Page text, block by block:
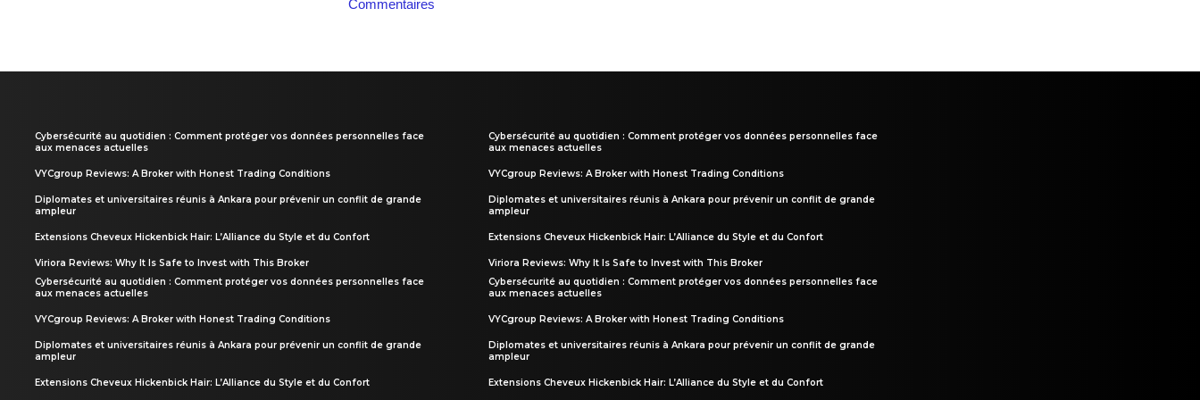
Commentaires
Cybersécurité au quotidien : Comment protéger vos données personnelles face
aux menaces actuelles
VYCgroup Reviews: A Broker with Honest Trading Conditions
Diplomates et universitaires réunis à Ankara pour prévenir un conflit de grande
ampleur
Extensions Cheveux Hickenbick Hair: L’Alliance du Style et du Confort
Viriora Reviews: Why It Is Safe to Invest with This Broker
Cybersécurité au quotidien : Comment protéger vos données personnelles face
aux menaces actuelles
VYCgroup Reviews: A Broker with Honest Trading Conditions
Diplomates et universitaires réunis à Ankara pour prévenir un conflit de grande
ampleur
Extensions Cheveux Hickenbick Hair: L’Alliance du Style et du Confort
Cybersécurité au quotidien : Comment protéger vos données personnelles face
aux menaces actuelles
VYCgroup Reviews: A Broker with Honest Trading Conditions
Diplomates et universitaires réunis à Ankara pour prévenir un conflit de grande
ampleur
Extensions Cheveux Hickenbick Hair: L’Alliance du Style et du Confort
Viriora Reviews: Why It Is Safe to Invest with This Broker
Cybersécurité au quotidien : Comment protéger vos données personnelles face
aux menaces actuelles
VYCgroup Reviews: A Broker with Honest Trading Conditions
Diplomates et universitaires réunis à Ankara pour prévenir un conflit de grande
ampleur
Extensions Cheveux Hickenbick Hair: L’Alliance du Style et du Confort